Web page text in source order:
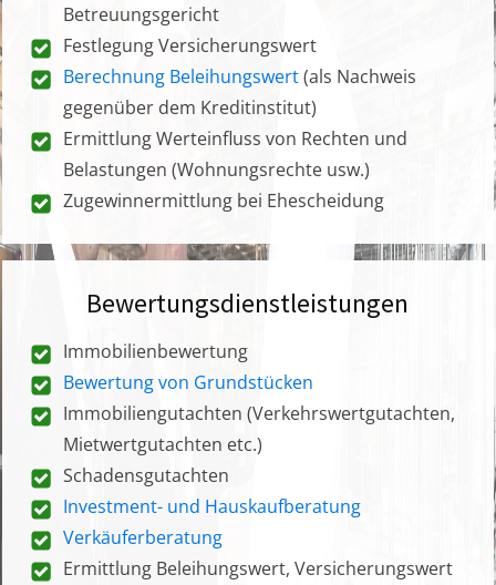
Betreuungsgericht
Festlegung Versicherungswert
Berechnung Beleihungswert(als Nachweis
gegenüber dem Kreditinstitut)
Ermittlung Werteinfluss von Rechten und
Belastungen (Wohnungsrechte usw.)
Zugewinnermittlung bei Ehescheidung
Bewertungsdienstleistungen
Immobilienbewertung
Bewertung von Grundstücken
Immobiliengutachten (Verkehrswertgutachten,
Mietwertgutachten etc.)
Schadensgutachten
Investment- und Hauskaufberatung
Verkäuferberatung
Ermittlung Beleihungswert, Versicherungswert